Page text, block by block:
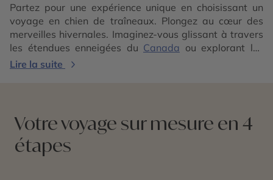
Partez pour une expérience unique en choisissant un
voyage en chien de traîneaux. Plongez au cœur des
merveilles hivernales. Imaginez-vous glissant à travers
les étendues enneigées du Canada ou explorant les
vastes espaces de la
forêts denses et les lacs gelés du
ou les
vallées et montagnes enneigées duYukon, chaque
trajet en chien de traîneaux promet des souvenirs
inoubliables. Participez à un safari Husky en Laponie,
Lire la suite
Votre voyage sur mesure en 4
étapes